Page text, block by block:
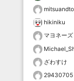
hikiniku
マヨネーズ
ざわすけ
29430705